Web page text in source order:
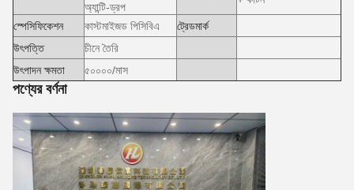
অ্যান্টি-ড্রপ
স্পেসিফিকেশন কাস্টমাইজড পিসিবিএ
ট্রেডমার্ক
উৎপত্তি
চীনে তৈরি
উৎপাদন ক্ষমতা
৫০০০০/মাস
পণ্যের বর্ণনা